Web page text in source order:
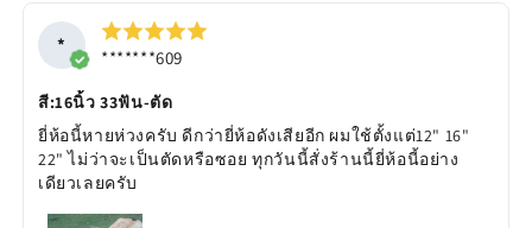
*
*******609
สี:16นิ้ว 33ฟัน-ตัด
ยี่ห้อนี้หายห่วงครับ ดีกว่ายี่ห้อดังเสียอีก ผมใช้ตั้งแต่12" 16"
22" ไม่ว่าจะเป็นตัดหรือซอย ทุกวันนี้สั่งร้านนี้ยี่ห้อนี้อย่าง
เดียวเลยครับ